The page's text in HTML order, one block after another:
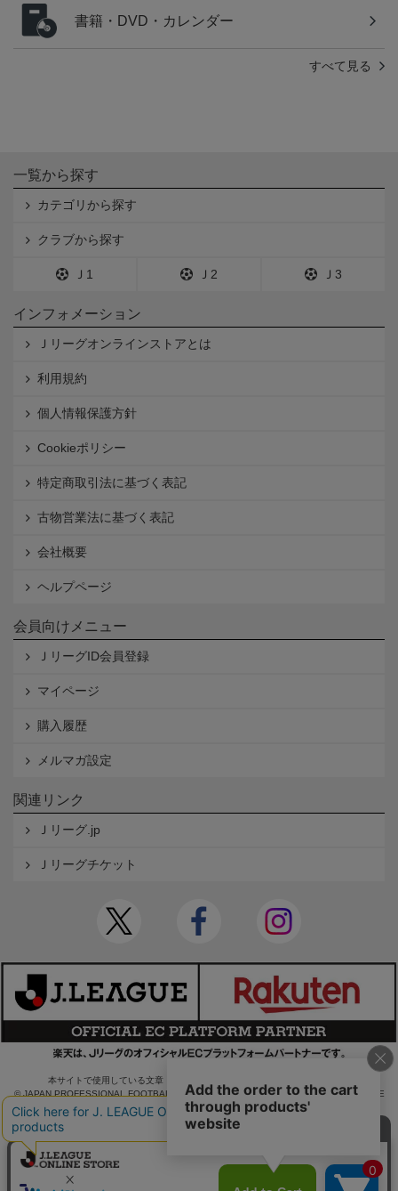
書籍・DVD・カレンダー
すべて見る
一覧から探す
カテゴリから探す
クラブから探す
Ｊ1 Ｊ2 Ｊ3
インフォメーション
Ｊリーグオンラインストアとは
利用規約
個人情報保護方針
Cookieポリシー
特定商取引法に基づく表記
古物営業法に基づく表記
会社概要
ヘルプページ
会員向けメニュー
ＪリーグID会員登録
マイページ
購入履歴
メルマガ設定
関連リンク
Ｊリーグ.jp
Ｊリーグチケット
本サイトで使用している文章・画像等の無断での複製・転載を禁止します。
© JAPAN PROFESSIONAL FOOTBALL LEAGUE Rakuten Group, Inc. ALL RIGHTS RE
SERVED.